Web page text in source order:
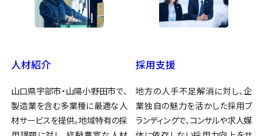
人材紹介
山口県宇部市・山陽小野田市で、
製造業を含む多業種に最適な人
材サービスを提供。地域特有の採
採用支援
地方の人手不足解消に対し、企
業独自の魅力を活かした採用ブ
ランディングで、コンサルや求人媒